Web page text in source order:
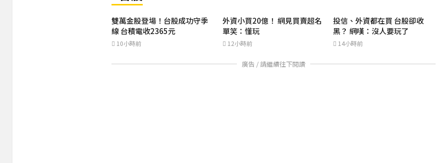
雙萬金股登場！台股成功守季
線 台積電收2365元
10小時前
外資小買20億！ 網見買賣超名
單笑：懂玩
12小時前
投信、外資都在買 台股卻收
黑？ 網嘆：沒人要玩了
14小時前
廣告 / 請繼續往下閱讀